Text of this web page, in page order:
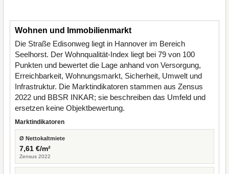
Wohnen und Immobilienmarkt
Die Straße Edisonweg liegt in Hannover im Bereich
Seelhorst. Der Wohnqualität-Index liegt bei 79 von 100
Punkten und bewertet die Lage anhand von Versorgung,
Erreichbarkeit, Wohnungsmarkt, Sicherheit, Umwelt und
Infrastruktur. Die Marktindikatoren stammen aus Zensus
2022 und BBSR INKAR; sie beschreiben das Umfeld und
ersetzen keine Objektbewertung.
Marktindikatoren
Ø Nettokaltmiete
7,61 €/m²
Zensus 2022